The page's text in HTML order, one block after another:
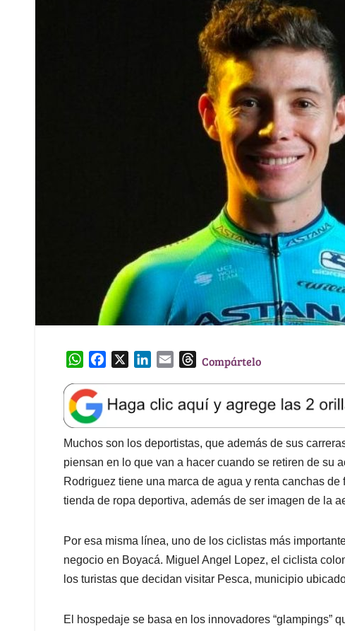
W
a
t
s
A
p
p
e
b
o
o
k
k
e
d
I
n
l
T
e
a
d
s
Compártelo
Muchos son los deportistas, que además de sus
piensan en lo que van a hacer cuando se retiren de su
Rodriguez tiene una marca de agua y renta canchas
tienda de ropa deportiva, además de ser imagen de la
Por esa misma línea, uno de los ciclistas más
negocio en Boyacá. Miguel Angel Lopez, el ciclista
los turistas que decidan visitar Pesca, municipio
El hospedaje se basa en los innovadores “glampings”